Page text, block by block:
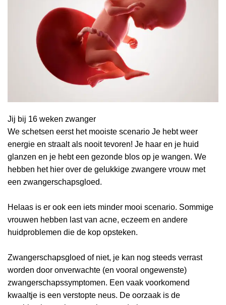
Jij bij 16 weken zwanger
We schetsen eerst het mooiste scenario Je hebt weer
energie en straalt als nooit tevoren! Je haar en je huid
glanzen en je hebt een gezonde blos op je wangen. We
hebben het hier over de gelukkige zwangere vrouw met
een zwangerschapsgloed.
Helaas is er ook een iets minder mooi scenario. Sommige
vrouwen hebben last van acne, eczeem en andere
huidproblemen die de kop opsteken.
Zwangerschapsgloed of niet, je kan nog steeds verrast
worden door onverwachte (en vooral ongewenste)
zwangerschapssymptomen. Een vaak voorkomend
kwaaltje is een verstopte neus. De oorzaak is de